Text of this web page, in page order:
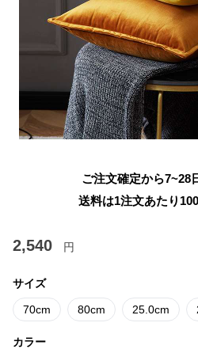
ご注文確定から7~28
送料は1注文あたり
2,540 円
サイズ
70cm 80cm 25.0cm
カラー